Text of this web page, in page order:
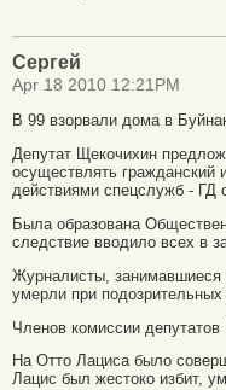
Сергей
Apr 18 2010 12:21PM
В 99 взорвали дома в
Депутат Щекочихин
осуществлять гражданский
действиями спецслужб - ГД
Была образована
следствие вводило всех в
Журналисты,
умерли при подозрительных
Членов комиссии
На Отто Лациса было
Лацис был жестоко избит,